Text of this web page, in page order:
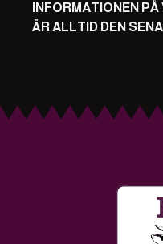
INFORMATIONEN
ÄR ALLTID DEN